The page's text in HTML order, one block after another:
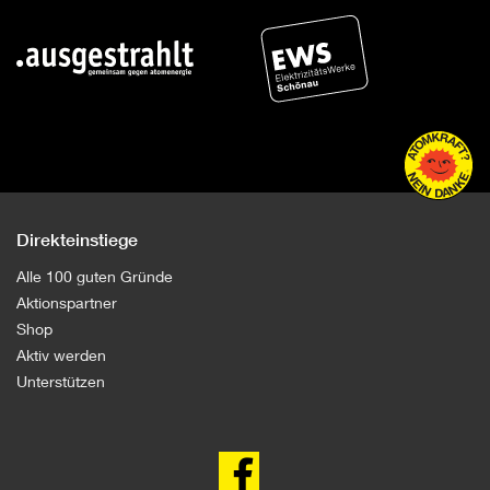
Direkteinstiege
Alle 100 guten Gründe
Aktionspartner
Shop
Aktiv werden
Unterstützen